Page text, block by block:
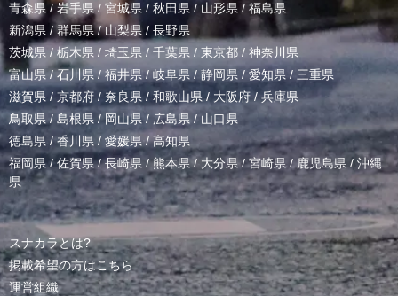
青森県 / 岩手県/ 宮城県 / 秋田県 / 山形県/ 福島県
新潟県 /群馬県/山梨県 / 長野県
茨城県 / 栃木県 / 埼玉県 / 千葉県 / 東京都 / 神奈川県
富山県 /石川県/福井県/岐阜県 / 静岡県 / 愛知県 / 三重県
滋賀県 / 京都府 / 奈良県 / 和歌山県/ 大阪府 /兵庫県
鳥取県/ 島根県 /岡山県/ 広島県 / 山口県
徳島県 /香川県 / 愛媛県/高知県
福岡県/佐賀県/長崎県 /熊本県/ 大分県/宮崎県 /鹿児島県 / 沖縄
県
スナカラとは?
掲載希望の方はこちら
運営組織